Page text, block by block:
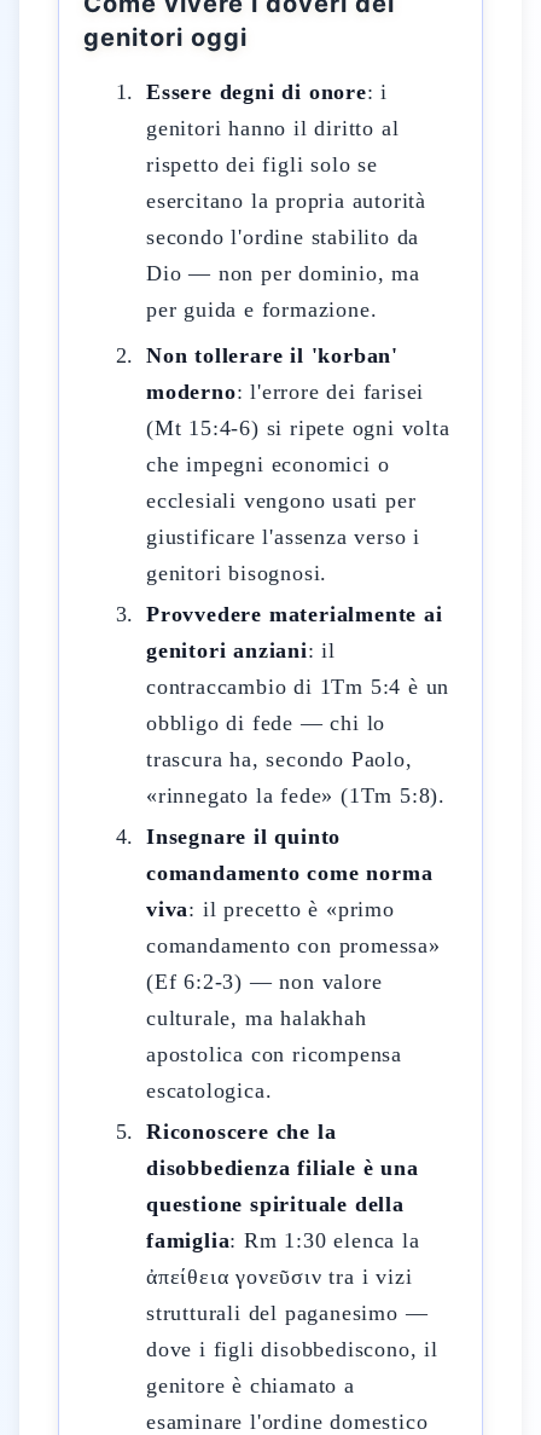
genitori oggi
Essere degni di onore: i
genitori hanno il diritto al
rispetto dei figli solo se
esercitano la propria autorità
secondo l'ordine stabilito da
Dio — non per dominio, ma
per guida e formazione.
Non tollerare il 'korban'
moderno: l'errore dei farisei
(Mt 15:4-6) si ripete ogni volta
che impegni economici o
ecclesiali vengono usati per
giustificare l'assenza verso i
genitori bisognosi.
Provvedere materialmente ai
genitori anziani: il
contraccambio di 1Tm 5:4 è un
obbligo di fede — chi lo
trascura ha, secondo Paolo,
«rinnegato la fede» (1Tm 5:8).
Insegnare il quinto
comandamento come norma
viva: il precetto è «primo
comandamento con promessa»
(Ef 6:2-3) — non valore
culturale, ma halakhah
apostolica con ricompensa
escatologica.
Riconoscere che la
disobbedienza filiale è una
questione spirituale della
famiglia: Rm 1:30 elenca la
ἀπείθεια γονεῦσιν tra i vizi
strutturali del paganesimo —
dove i figli disobbediscono, il
genitore è chiamato a
esaminare l'ordine domestico